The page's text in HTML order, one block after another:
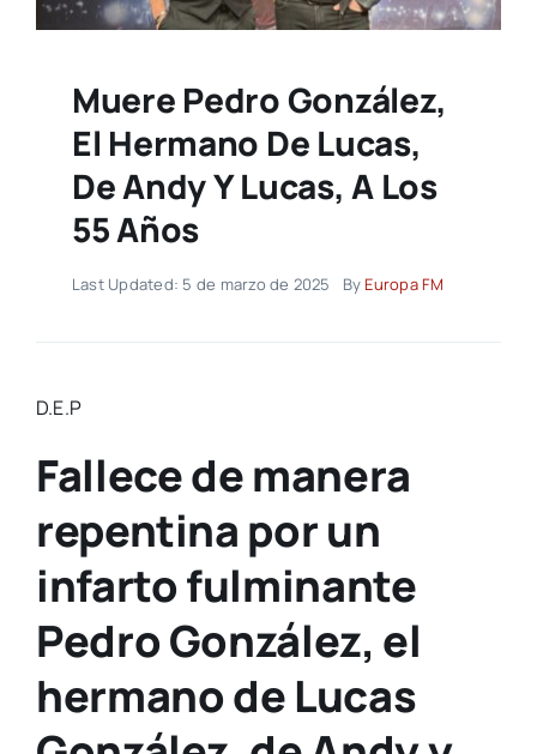
Muere Pedro González,
El Hermano De Lucas,
De Andy Y Lucas, A Los
55 Años
Last Updated: 5 de marzo de 2025 By Europa FM
D.E.P
Fallece de manera
repentina por un
infarto fulminante
Pedro González, el
hermano de Lucas